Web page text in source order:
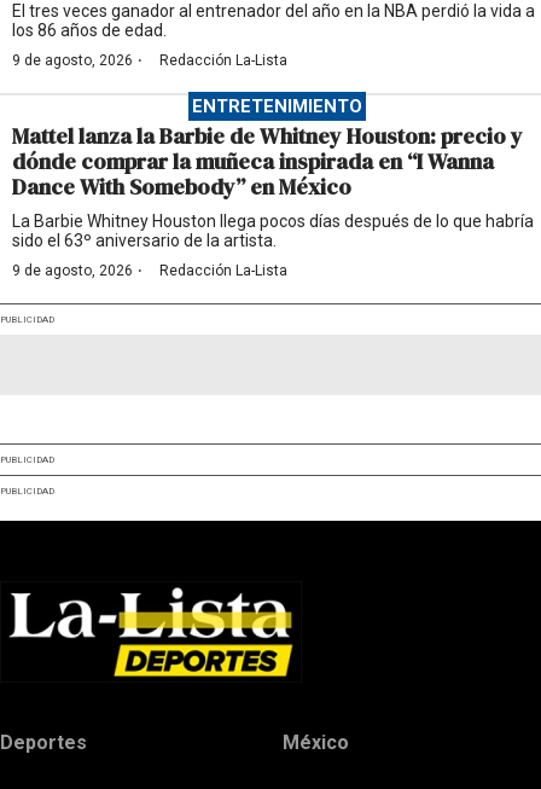
El tres veces ganador al entrenador del año en la NBA perdió la vida a
los 86 años de edad.
9 de agosto, 2026 · Redacción La-Lista
ENTRETENIMIENTO
Mattel lanza la Barbie de Whitney Houston: precio y
dónde comprar la muñeca inspirada en “I Wanna
Dance With Somebody” en México
La Barbie Whitney Houston llega pocos días después de lo que habría
sido el 63º aniversario de la artista.
9 de agosto, 2026 · Redacción La-Lista
PUBLICIDAD
PUBLICIDAD
PUBLICIDAD
Deportes México